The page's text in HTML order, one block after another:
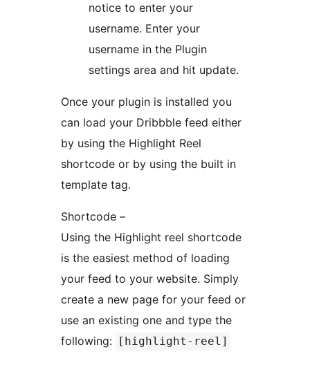
notice to enter your
username. Enter your
username in the Plugin
settings area and hit update.
Once your plugin is installed you
can load your Dribbble feed either
by using the Highlight Reel
shortcode or by using the built in
template tag.
Shortcode –
Using the Highlight reel shortcode
is the easiest method of loading
your feed to your website. Simply
create a new page for your feed or
use an existing one and type the
following:
[highlight-reel]